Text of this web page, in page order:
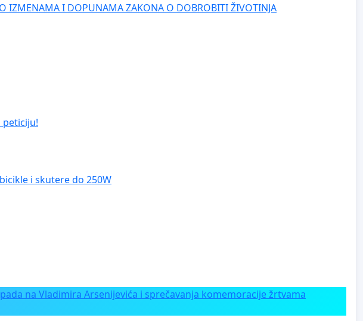
IZMENAMA I DOPUNAMA ZAKONA O DOBROBITI ŽIVOTINJA
peticiju!
i skutere do 250W
na Vladimira Arsenijevića i sprečavanja komemoracije žrtvama